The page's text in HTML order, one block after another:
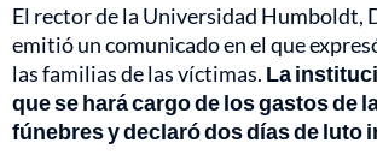
El rector de la Universidad Humboldt,
emitió un comunicado en el que
las familias de las víctimas. La
que se hará cargo de los gastos de
fúnebres y declaró dos días de luto